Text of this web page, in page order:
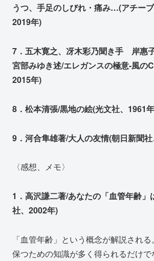
うつ、手足のしびれ・痛み…(アチーブ
2019年)
7．五木寛之、冴木彩乃聞き手 岸惠子
宮部みゆき述/エレガンスの極意‐風の
2015年)
8．松本清張/黒地の絵(光文社、1961
9．河合隼雄著/大人の友情(朝日新聞
〈感想、メモ〉
1．高沢謙二著/あなたの「血管年齢」
社、2002年)
「血管年齢」という概念が解説され
保つための知識が多く得られるだけ